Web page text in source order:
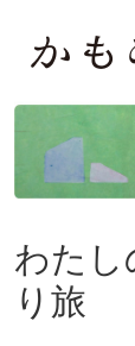
わたし
り旅